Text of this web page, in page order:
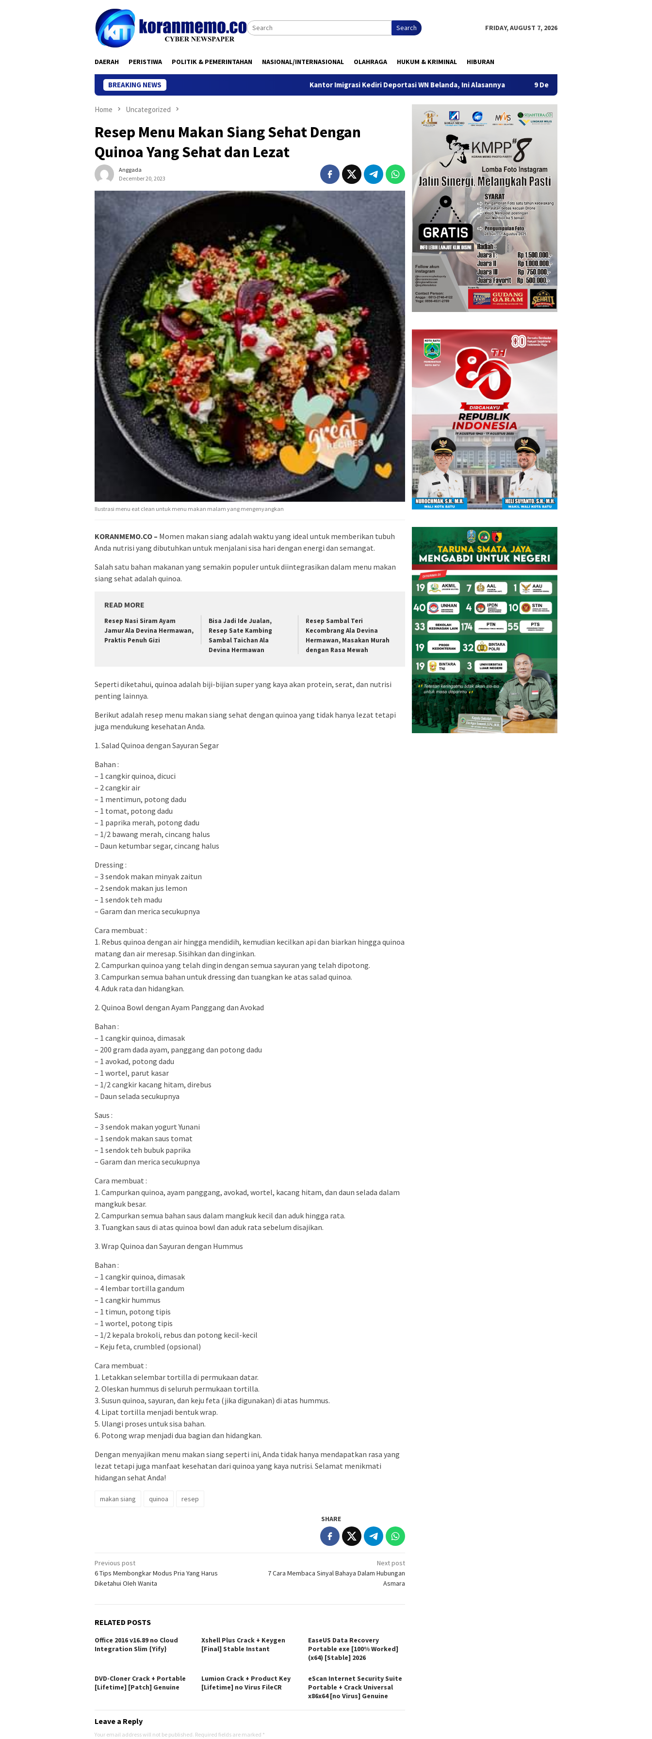
Search FRIDAY, AUGUST 7, 2026
DAERAH PERISTIWA POLITIK & PEMERINTAHAN NASIONAL/INTERNASIONAL OLAHRAGA HUKUM & KRIMINAL HIBURAN
BREAKING NEWS Kantor Imigrasi Kediri Deportasi WN Belanda, Ini Alasannya 9 Desa di 6 Kecamatan Tulungagung Alami
Home Uncategorized
Resep Menu Makan Siang Sehat Dengan
Quinoa Yang Sehat dan Lezat
Anggada
December 20, 2023
Ilustrasi menu eat clean untuk menu makan malam yang mengenyangkan
KORANMEMO.CO – Momen makan siang adalah waktu yang ideal untuk memberikan tubuh
Anda nutrisi yang dibutuhkan untuk menjalani sisa hari dengan energi dan semangat.
Salah satu bahan makanan yang semakin populer untuk diintegrasikan dalam menu makan
siang sehat adalah quinoa.
READ MORE
Resep Nasi Siram Ayam
Jamur Ala Devina Hermawan,
Praktis Penuh Gizi
Bisa Jadi Ide Jualan,
Resep Sate Kambing
Sambal Taichan Ala
Devina Hermawan
Resep Sambal Teri
Kecombrang Ala Devina
Hermawan, Masakan Murah
dengan Rasa Mewah
Seperti diketahui, quinoa adalah biji-bijian super yang kaya akan protein, serat, dan nutrisi
penting lainnya.
Berikut adalah resep menu makan siang sehat dengan quinoa yang tidak hanya lezat tetapi
juga mendukung kesehatan Anda.
1. Salad Quinoa dengan Sayuran Segar
Bahan :
– 1 cangkir quinoa, dicuci
– 2 cangkir air
– 1 mentimun, potong dadu
– 1 tomat, potong dadu
– 1 paprika merah, potong dadu
– 1/2 bawang merah, cincang halus
– Daun ketumbar segar, cincang halus
Dressing :
– 3 sendok makan minyak zaitun
– 2 sendok makan jus lemon
– 1 sendok teh madu
– Garam dan merica secukupnya
Cara membuat :
1. Rebus quinoa dengan air hingga mendidih, kemudian kecilkan api dan biarkan hingga quinoa
matang dan air meresap. Sisihkan dan dinginkan.
2. Campurkan quinoa yang telah dingin dengan semua sayuran yang telah dipotong.
3. Campurkan semua bahan untuk dressing dan tuangkan ke atas salad quinoa.
4. Aduk rata dan hidangkan.
2. Quinoa Bowl dengan Ayam Panggang dan Avokad
Bahan :
– 1 cangkir quinoa, dimasak
– 200 gram dada ayam, panggang dan potong dadu
– 1 avokad, potong dadu
– 1 wortel, parut kasar
– 1/2 cangkir kacang hitam, direbus
– Daun selada secukupnya
Saus :
– 3 sendok makan yogurt Yunani
– 1 sendok makan saus tomat
– 1 sendok teh bubuk paprika
– Garam dan merica secukupnya
Cara membuat :
1. Campurkan quinoa, ayam panggang, avokad, wortel, kacang hitam, dan daun selada dalam
mangkuk besar.
2. Campurkan semua bahan saus dalam mangkuk kecil dan aduk hingga rata.
3. Tuangkan saus di atas quinoa bowl dan aduk rata sebelum disajikan.
3. Wrap Quinoa dan Sayuran dengan Hummus
Bahan :
– 1 cangkir quinoa, dimasak
– 4 lembar tortilla gandum
– 1 cangkir hummus
– 1 timun, potong tipis
– 1 wortel, potong tipis
– 1/2 kepala brokoli, rebus dan potong kecil-kecil
– Keju feta, crumbled (opsional)
Cara membuat :
1. Letakkan selembar tortilla di permukaan datar.
2. Oleskan hummus di seluruh permukaan tortilla.
3. Susun quinoa, sayuran, dan keju feta (jika digunakan) di atas hummus.
4. Lipat tortilla menjadi bentuk wrap.
5. Ulangi proses untuk sisa bahan.
6. Potong wrap menjadi dua bagian dan hidangkan.
Dengan menyajikan menu makan siang seperti ini, Anda tidak hanya mendapatkan rasa yang
lezat tetapi juga manfaat kesehatan dari quinoa yang kaya nutrisi. Selamat menikmati
hidangan sehat Anda!
makan siang quinoa resep
SHARE
Post
navigation
Previous post
6 Tips Membongkar Modus Pria Yang Harus
Diketahui OIeh Wanita
Next post
7 Cara Membaca Sinyal Bahaya Dalam Hubungan
Asmara
RELATED POSTS
Office 2016 v16.89 no Cloud
Integration Slim {Yify}
Xshell Plus Crack + Keygen
[Final] Stable Instant
EaseUS Data Recovery
Portable exe [100% Worked]
(x64) [Stable] 2026
DVD-Cloner Crack + Portable
[Lifetime] [Patch] Genuine
Lumion Crack + Product Key
[Lifetime] no Virus FileCR
eScan Internet Security Suite
Portable + Crack Universal
x86x64 [no Virus] Genuine
Leave a Reply
Your email address will not be published. Required fields are marked *